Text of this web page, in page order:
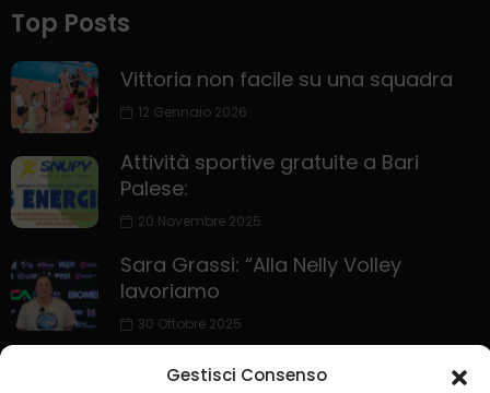
Gestisci Consenso
Top Posts
Vittoria non facile su una squadra
12 Gennaio 2026
Attività sportive gratuite a Bari
Palese:
20 Novembre 2025
Sara Grassi: “Alla Nelly Volley
lavoriamo
30 Ottobre 2025